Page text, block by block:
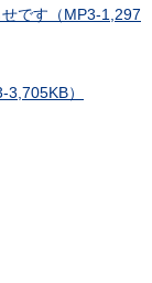
です（MP3-1,297
）